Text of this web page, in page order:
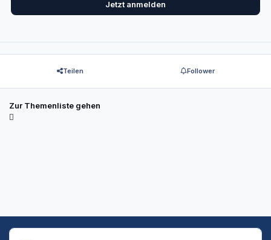
Jetzt anmelden
Teilen Follower
Zur Themenliste gehen